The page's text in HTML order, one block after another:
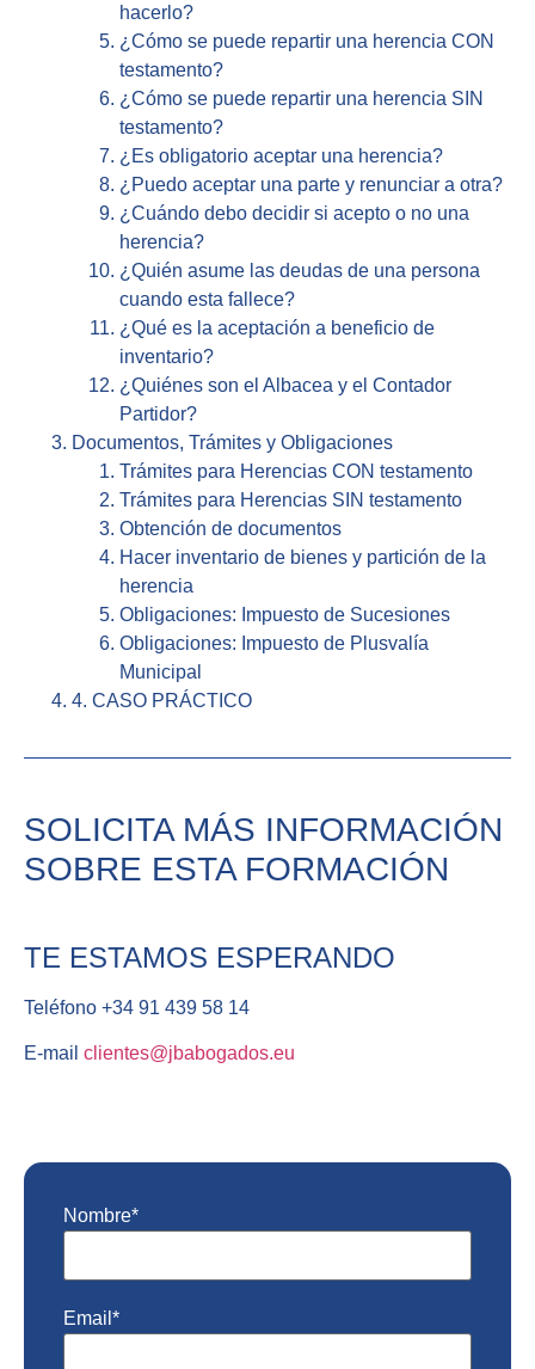
hacerlo?
¿Cómo se puede repartir una herencia CON
testamento?
¿Cómo se puede repartir una herencia SIN
testamento?
¿Es obligatorio aceptar una herencia?
¿Puedo aceptar una parte y renunciar a otra?
¿Cuándo debo decidir si acepto o no una
herencia?
¿Quién asume las deudas de una persona
cuando esta fallece?
¿Qué es la aceptación a beneficio de
inventario?
¿Quiénes son el Albacea y el Contador
Partidor?
Documentos, Trámites y Obligaciones
Trámites para Herencias CON testamento
Trámites para Herencias SIN testamento
Obtención de documentos
Hacer inventario de bienes y partición de la
herencia
Obligaciones: Impuesto de Sucesiones
Obligaciones: Impuesto de Plusvalía
Municipal
4. CASO PRÁCTICO
SOLICITA MÁS INFORMACIÓN
SOBRE ESTA FORMACIÓN
TE ESTAMOS ESPERANDO
Teléfono +34 91 439 58 14
E-mail clientes@jbabogados.eu
Nombre*
Email*